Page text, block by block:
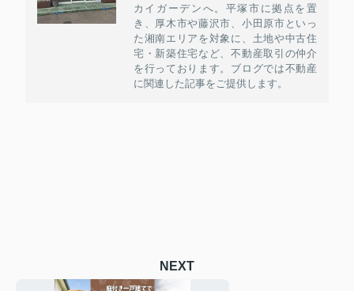
カイガーデンへ。平塚市に拠点を置
き、厚木市や藤沢市、小田原市といっ
た湘南エリアを対象に、土地や中古住
宅・新築住宅など、不動産取引の仲介
を行っております。ブログでは不動産
に関連した記事をご提供します。
NEXT